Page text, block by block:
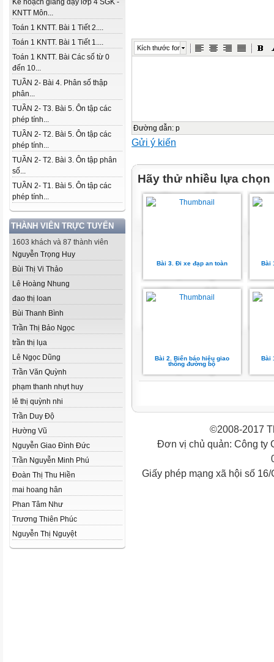
Kế hoạch giảng dạy lớp 4 SGK -
KNTT Môn...
Toán 1 KNTT. Bài 1 Tiết 2....
Toán 1 KNTT. Bài 1 Tiết 1....
Toán 1 KNTT. Bài Các số từ 0
đến 10...
TUẦN 2- Bài 4. Phân số thập
phân...
TUẦN 2- T3. Bài 5. Ôn tập các
phép tính...
TUẦN 2- T2. Bài 5. Ôn tập các
phép tính...
TUẦN 2- T2. Bài 3. Ôn tập phân
số...
TUẦN 2- T1. Bài 5. Ôn tập các
phép tính...
THÀNH VIÊN TRỰC TUYẾN
1603 khách và 87 thành viên
Nguyễn Trọng Huy
Bùi Thị Vi Thảo
Lê Hoàng Nhung
đao thị loan
Bùi Thanh Bình
Trần Thị Bảo Ngọc
trần thị lụa
Lê Ngọc Dũng
Trần Văn Quỳnh
phạm thanh nhựt huy
lê thị quỳnh nhi
Trần Duy Độ
Hường Vũ
Nguyễn Giao Đình Đức
Trần Nguyễn Minh Phú
Đoàn Thị Thu Hiền
mai hoang hân
Phan Tâm Như
Trương Thiên Phúc
Nguyễn Thị Nguyệt
Kích thước font
Đường dẫn: p
Gửi ý kiến
Hãy thử nhiều lựa chọn
Bài 3. Đi xe đạp an toàn Bài
Bài 2. Biển báo hiệu giao
thông đường bộ
Bài
©2008-2017
Đơn vị chủ quản: Công ty
Giấy phép mạng xã hội số